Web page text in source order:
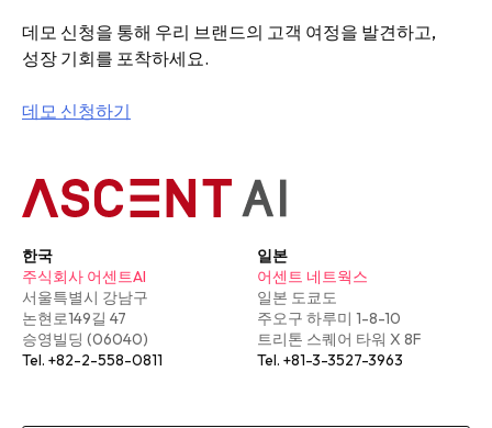
데모 신청을 통해 우리 브랜드의 고객 여정을 발견하고,
성장 기회를 포착하세요.
데모 신청하기
한국
주식회사 어센트AI
서울특별시 강남구
논현로149길 47
승영빌딩 (06040)
Tel. +82-2-558-0811
일본
어센트 네트웍스
일본 도쿄도
주오구 하루미 1-8-10
트리톤 스퀘어 타워 X 8F
Tel. +81-3-3527-3963